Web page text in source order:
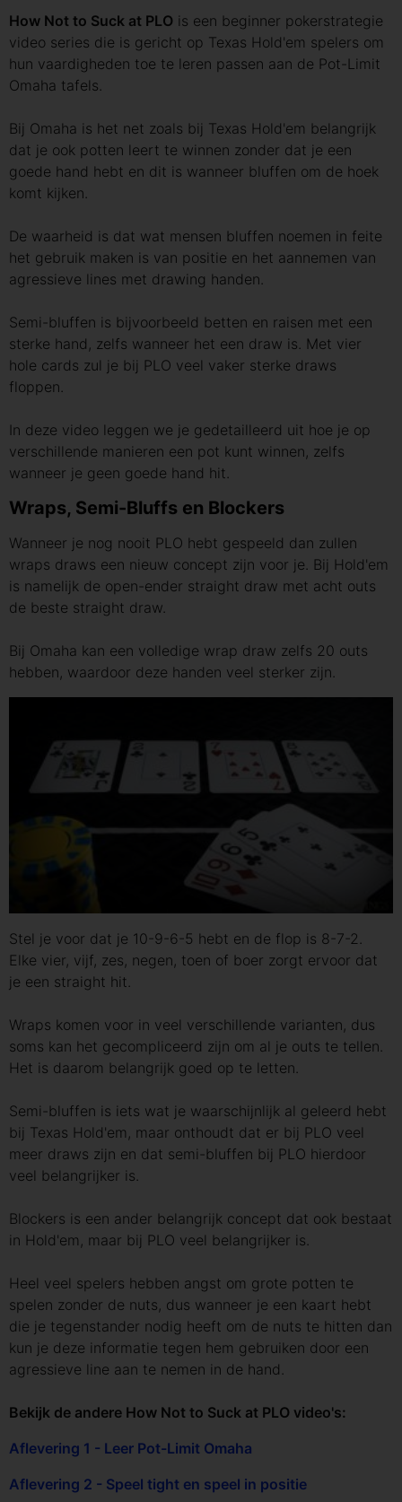
How Not to Suck at PLO is een beginner pokerstrategie
video series die is gericht op Texas Hold'em spelers om
hun vaardigheden toe te leren passen aan de Pot-Limit
Omaha tafels.
Bij Omaha is het net zoals bij Texas Hold'em belangrijk
dat je ook potten leert te winnen zonder dat je een
goede hand hebt en dit is wanneer bluffen om de hoek
komt kijken.
De waarheid is dat wat mensen bluffen noemen in feite
het gebruik maken is van positie en het aannemen van
agressieve lines met drawing handen.
Semi-bluffen is bijvoorbeeld betten en raisen met een
sterke hand, zelfs wanneer het een draw is. Met vier
hole cards zul je bij PLO veel vaker sterke draws
floppen.
In deze video leggen we je gedetailleerd uit hoe je op
verschillende manieren een pot kunt winnen, zelfs
wanneer je geen goede hand hit.
Wraps, Semi-Bluffs en Blockers
Wanneer je nog nooit PLO hebt gespeeld dan zullen
wraps draws een nieuw concept zijn voor je. Bij Hold'em
is namelijk de open-ender straight draw met acht outs
de beste straight draw.
Bij Omaha kan een volledige wrap draw zelfs 20 outs
hebben, waardoor deze handen veel sterker zijn.
Stel je voor dat je 10-9-6-5 hebt en de flop is 8-7-2.
Elke vier, vijf, zes, negen, toen of boer zorgt ervoor dat
je een straight hit.
Wraps komen voor in veel verschillende varianten, dus
soms kan het gecompliceerd zijn om al je outs te tellen.
Het is daarom belangrijk goed op te letten.
Semi-bluffen is iets wat je waarschijnlijk al geleerd hebt
bij Texas Hold'em, maar onthoudt dat er bij PLO veel
meer draws zijn en dat semi-bluffen bij PLO hierdoor
veel belangrijker is.
Blockers is een ander belangrijk concept dat ook bestaat
in Hold'em, maar bij PLO veel belangrijker is.
Heel veel spelers hebben angst om grote potten te
spelen zonder de nuts, dus wanneer je een kaart hebt
die je tegenstander nodig heeft om de nuts te hitten dan
kun je deze informatie tegen hem gebruiken door een
agressieve line aan te nemen in de hand.
Bekijk de andere How Not to Suck at PLO video's:
Aflevering 1 - Leer Pot-Limit Omaha
Aflevering 2 - Speel tight en speel in positie